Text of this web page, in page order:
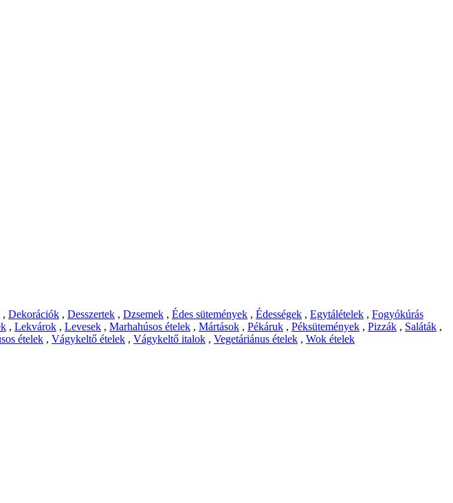
, Dekorációk , Desszertek , Dzsemek , Édes sütemények , Édességek , Egytálételek , Fogyókúrás
, Lekvárok , Levesek , Marhahúsos ételek , Mártások , Pékáruk , Péksütemények , Pizzák , Saláták ,
ételek , Vágykeltő ételek , Vágykeltő italok , Vegetáriánus ételek , Wok ételek